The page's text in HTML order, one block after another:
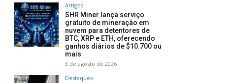
Artigos
SHR Miner lança serviço
gratuito de mineração em
nuvem para detentores de
BTC, XRP e ETH, oferecendo
ganhos diários de $10.700 ou
mais
3 de agosto de 2026
Destaques